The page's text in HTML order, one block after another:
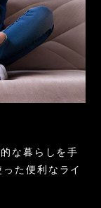
な暮らしを手
た便利なライ